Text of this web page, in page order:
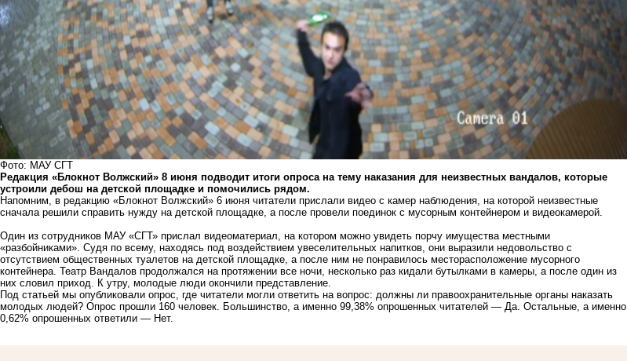
Фото: МАУ СГТ
Редакция «Блокнот Волжский» 8 июня подводит итоги опроса на тему наказания для неизвестных вандалов, которые
устроили дебош на детской площадке и помочились рядом.
Напомним, в редакцию «Блокнот Волжский» 6 июня читатели прислали видео с камер наблюдения, на которой неизвестные
сначала решили справить нужду на детской площадке, а после провели поединок с мусорным контейнером и видеокамерой.
Один из сотрудников МАУ «СГТ» прислал видеоматериал, на котором можно увидеть порчу имущества местными
«разбойниками». Судя по всему, находясь под воздействием увеселительных напитков, они выразили недовольство с
отсутствием общественных туалетов на детской площадке, а после ним не понравилось месторасположение мусорного
контейнера. Театр Вандалов продолжался на протяжении все ночи, несколько раз кидали бутылками в камеры, а после один из
них словил приход. К утру, молодые люди окончили представление.
Под статьей мы опубликовали опрос, где читатели могли ответить на вопрос: должны ли правоохранительные органы наказать
молодых людей? Опрос прошли 160 человек. Большинство, а именно 99,38% опрошенных читателей — Да. Остальные, а именно
0,62% опрошенных ответили — Нет.